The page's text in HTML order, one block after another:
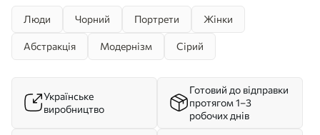
Люди Чорний Портрети Жінки
Абстракція Модернізм Сірий
Українське
виробництво
Готовий до відправки
протягом 1–3
робочих днів